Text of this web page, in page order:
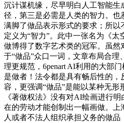
沉计谋机缘，尽早明白人工智能生
径，第三是必需是人类的智力。也
满脚了做品表示形式的要求；所以
定义为“智力”。此中一张名为《
做博得了数字艺术类的冠军。虽然
于“做品”众口一词，文章布局合理
理更规范，6penart AI利用的大部
是做者！法令都是具有畅后性的，
容，更强调“做品”是能以某种无形
《著做权法》没有对AI绘画进行
在的劳动才能创制出一幅画做。
人或者不法人组织承担义务的做